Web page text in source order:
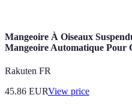
Mangeoire À Oiseaux
Mangeoire Automatique Pour
Rakuten FR
45.86 EURView price